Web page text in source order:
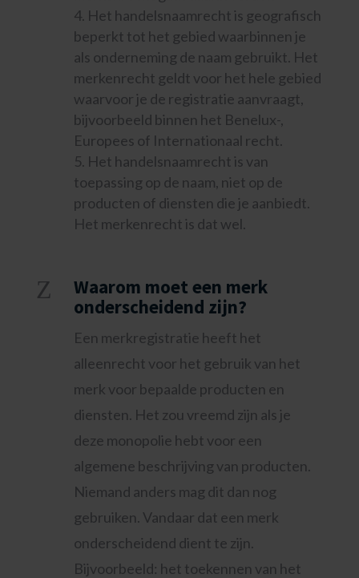
Het handelsnaamrecht is geografisch
beperkt tot het gebied waarbinnen je
als onderneming de naam gebruikt. Het
merkenrecht geldt voor het hele gebied
waarvoor je de registratie aanvraagt,
bijvoorbeeld binnen het Benelux-,
Europees of Internationaal recht.
Het handelsnaamrecht is van
toepassing op de naam, niet op de
producten of diensten die je aanbiedt.
Het merkenrecht is dat wel.
Z
Waarom moet een merk
onderscheidend zijn?
Een merkregistratie heeft het
alleenrecht voor het gebruik van het
merk voor bepaalde producten en
diensten. Het zou vreemd zijn als je
deze monopolie hebt voor een
algemene beschrijving van producten.
Niemand anders mag dit dan nog
gebruiken. Vandaar dat een merk
onderscheidend dient te zijn.
Bijvoorbeeld: het toekennen van het